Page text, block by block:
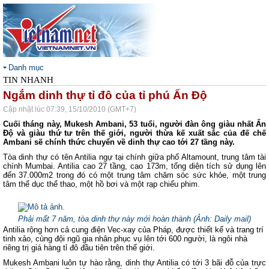
Danh mục
TIN NHANH
Ngắm dinh thự tỉ đô của tỉ phú Ấn Độ
Cập nhật lúc 07:39, 15/10/2010 (GMT+7)
Cuối tháng này, Mukesh Ambani, 53 tuổi, người đàn ông giàu nhất Ấn
Độ và giàu thứ tư trên thế giới, người thừa kế xuất sắc của đế chế
Ambani sẽ chính thức chuyển về dinh thự cao tới 27 tầng này.
Tòa dinh thự có tên Antilia ngự tại chính giữa phố Altamount, trung tâm tài
chính Mumbai. Antilia cao 27 tầng, cao 173m, tổng diện tích sử dụng lên
đến 37.000m2 trong đó có một trung tâm chăm sóc sức khỏe, một trung
tâm thể dục thể thao, một hồ bơi và một rạp chiếu phim.
Phải mất 7 năm, tòa dinh thự này mới hoàn thành (Ảnh: Daily mail)
Antilia rộng hơn cả cung điện Vec-xay của Pháp, được thiết kế và trang trí
tinh xảo, cùng đội ngũ gia nhân phục vụ lên tới 600 người, là ngôi nhà
riêng trị giá hàng tỉ đô đầu tiên trên thế giới.
Mukesh Ambani luôn tự hào rằng, dinh thự Antilia có tới 3 bãi đỗ của trực